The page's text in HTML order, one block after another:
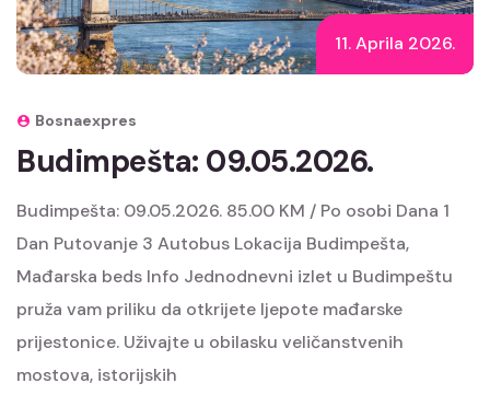
11. Aprila 2026.
Bosnaexpres
Budimpešta: 09.05.2026.
Budimpešta: 09.05.2026. 85.00 KM / Po osobi Dana 1
Dan Putovanje 3 Autobus Lokacija Budimpešta,
Mađarska beds Info Jednodnevni izlet u Budimpeštu
pruža vam priliku da otkrijete ljepote mađarske
prijestonice. Uživajte u obilasku veličanstvenih
mostova, istorijskih